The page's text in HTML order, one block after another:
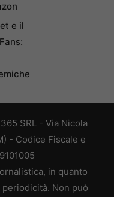
e il
SRL - Via Nicola
- Codice Fiscale e
in quanto
Non può